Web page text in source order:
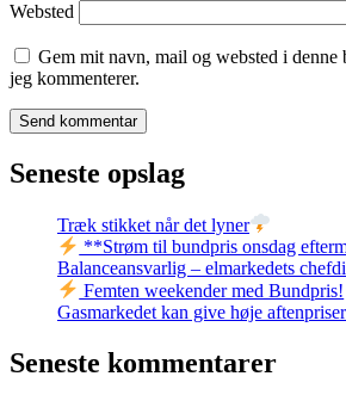
Websted
Gem mit navn, mail og websted i
jeg kommenterer.
Seneste opslag
Træk stikket når det lyner
**Strøm til bundpris onsdag
Balanceansvarlig – elmarkedets
Femten weekender med Bundpris!
Gasmarkedet kan give høje
Seneste kommentarer